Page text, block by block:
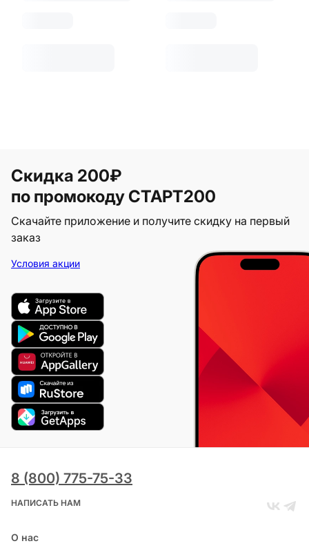
Скидка 200₽
по промокоду СТАРТ200
Скачайте приложение и получите скидку на первый
заказ
Условия акции
8 (800) 775-75-33
НАПИСАТЬ НАМ
О нас